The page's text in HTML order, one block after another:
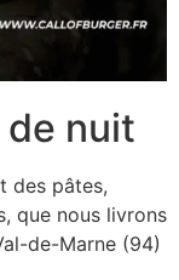
de nuit
des pâtes,
que nous livrons
de-Marne (94)